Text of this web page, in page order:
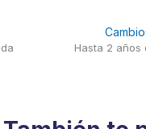
Hasta 2 años